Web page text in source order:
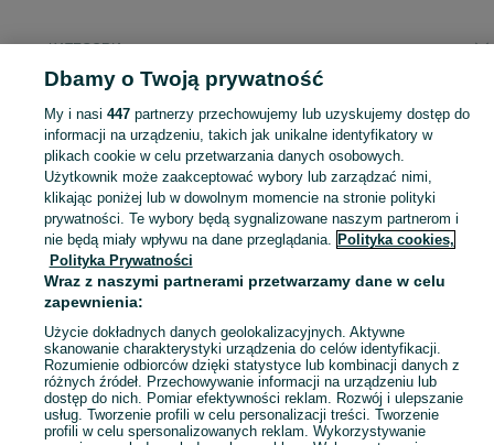
KATEGORIA
okap kuchenny butla do gazu
Zobacz
Mapa kategorii
Mapa miejscowości
Mapa ministron
Popularne wyszukiwania
Dbamy o Twoją prywatność
My i nasi 447partnerzy przechowujemy lub uzyskujemy dostęp do
informacji na urządzeniu, takich jak unikalne identyfikatory w
plikach cookie w celu przetwarzania danych osobowych.
Użytkownik może zaakceptować wybory lub zarządzać nimi,
klikając poniżej lub w dowolnym momencie na stronie polityki
prywatności. Te wybory będą sygnalizowane naszym partnerom i
nie będą miały wpływu na dane przeglądania. Polityka cookies,
Polityka Prywatności
Wraz z naszymi partnerami przetwarzamy dane w celu
zapewnienia:
Użycie dokładnych danych geolokalizacyjnych. Aktywne
skanowanie charakterystyki urządzenia do celów identyfikacji.
Rozumienie odbiorców dzięki statystyce lub kombinacji danych z
różnych źródeł. Przechowywanie informacji na urządzeniu lub
dostęp do nich. Pomiar efektywności reklam. Rozwój i ulepszanie
usług. Tworzenie profili w celu personalizacji treści. Tworzenie
profili w celu spersonalizowanych reklam. Wykorzystywanie